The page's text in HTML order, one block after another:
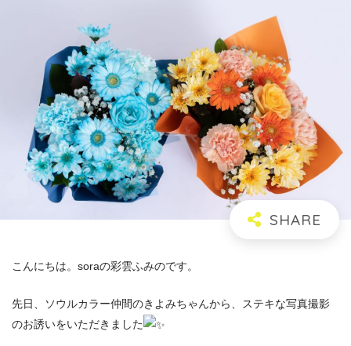
こんにちは。soraの彩雲ふみのです。
先日、ソウルカラー仲間のきよみちゃんから、ステキな写真撮影
のお誘いをいただきました